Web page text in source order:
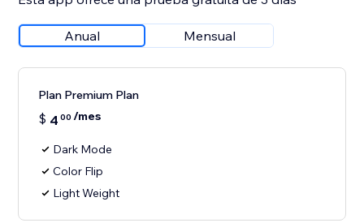
Anual Mensual
Plan Premium Plan
$ 4 00 /mes
Dark Mode
Color Flip
Light Weight